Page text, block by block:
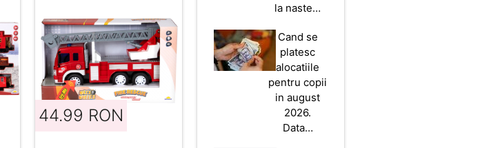
44.99 RON
la naste…
Cand se
platesc
alocatiile
pentru copii
in august
2026.
Data…